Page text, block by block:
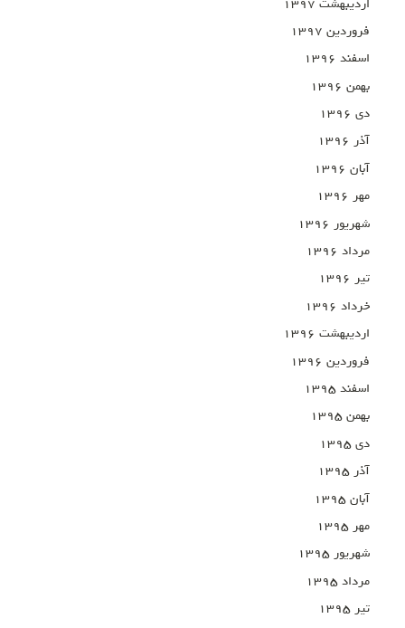
اردیبهشت ۱۳۹۷
فروردین ۱۳۹۷
اسفند ۱۳۹۶
بهمن ۱۳۹۶
دی ۱۳۹۶
آذر ۱۳۹۶
آبان ۱۳۹۶
مهر ۱۳۹۶
شهریور ۱۳۹۶
مرداد ۱۳۹۶
تیر ۱۳۹۶
خرداد ۱۳۹۶
اردیبهشت ۱۳۹۶
فروردین ۱۳۹۶
اسفند ۱۳۹۵
بهمن ۱۳۹۵
دی ۱۳۹۵
آذر ۱۳۹۵
آبان ۱۳۹۵
مهر ۱۳۹۵
شهریور ۱۳۹۵
مرداد ۱۳۹۵
تیر ۱۳۹۵